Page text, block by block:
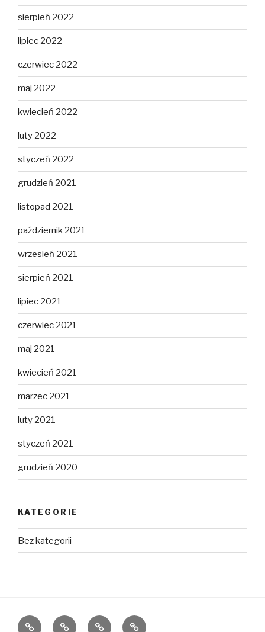
sierpień 2022
lipiec 2022
czerwiec 2022
maj 2022
kwiecień 2022
luty 2022
styczeń 2022
grudzień 2021
listopad 2021
październik 2021
wrzesień 2021
sierpień 2021
lipiec 2021
czerwiec 2021
maj 2021
kwiecień 2021
marzec 2021
luty 2021
styczeń 2021
grudzień 2020
KATEGORIE
Bez kategorii
Home O Rejon FAQ